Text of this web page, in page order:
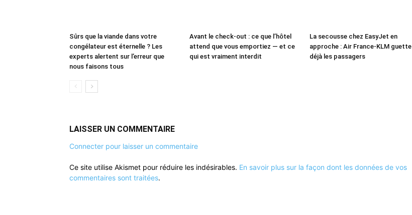
Sûrs que la viande dans votre
congélateur est éternelle ? Les
experts alertent sur l’erreur que
nous faisons tous
Avant le check-out : ce que l’hôtel
attend que vous emportiez — et ce
qui est vraiment interdit
La secousse chez EasyJet en
approche : Air France-KLM guette
déjà les passagers
LAISSER UN COMMENTAIRE
Connecter pour laisser un commentaire
Ce site utilise Akismet pour réduire les indésirables. En savoir plus sur la façon dont les données de vos
commentaires sont traitées.